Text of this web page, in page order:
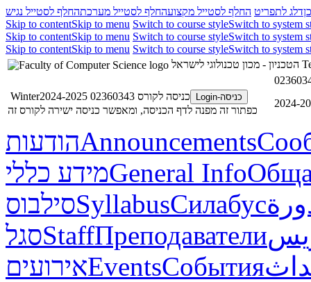
דלג לתפריט החלף לסטייל מקצועהחלף לסטייל מערכתהחלף לסטייל נגיש
Skip to contentSkip to menu Switch to course styleSwitch to system
Skip to contentSkip to menu Switch to course styleSwitch to system
Skip to contentSkip to menu Switch to course styleSwitch to system
כניסה-Login
כניסה לקורס 02360343 Winter2024-2025
כפתור זה מפנה לדף הכניסה, ומאפשר כניסה ישירה לקורס זה
הודעותAnnouncements
מידע כלליGeneral Info
סילבוסSyllabusСилабус
סגלStaffПреподаватели
אירועיםEventsСобытия